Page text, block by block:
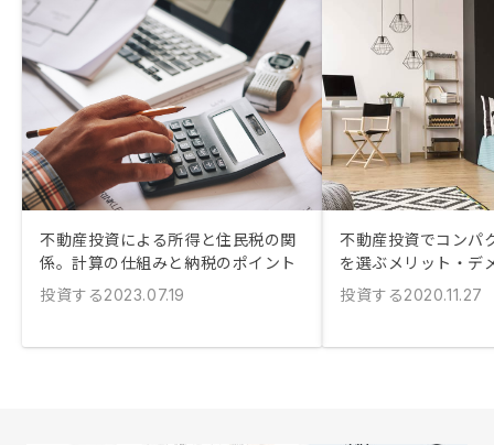
不動産投資による所得と住民税の関
係。計算の仕組みと納税のポイント
投資する2023.07.19
不動産投資でコンパ
を選ぶメリット・デ
投資する2020.11.27